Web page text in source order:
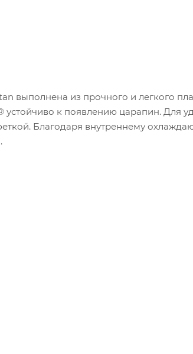
выполнена из прочного и легкого
к появлению царапин. Для
Благодаря внутреннему